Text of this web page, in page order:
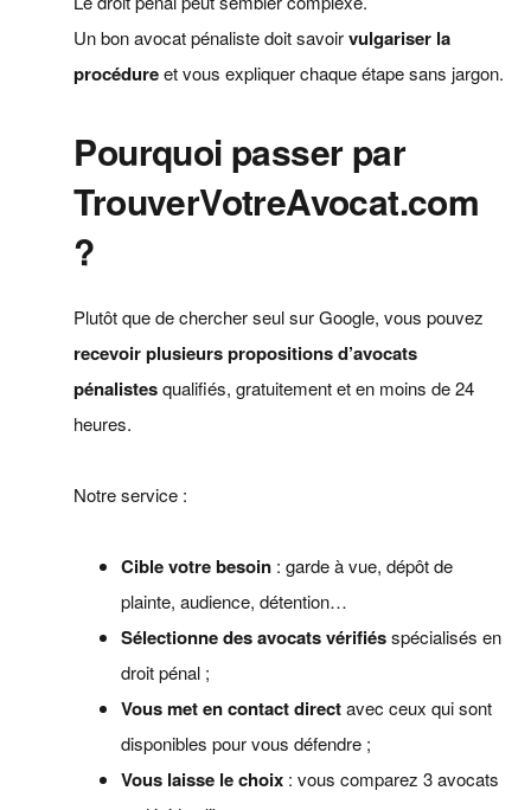
Un bon avocat pénaliste doit savoirvulgariser la
procédureet vous expliquer chaque étape sans jargon.
Pourquoi passer par
TrouverVotreAvocat.com
?
Plutôt que de chercher seul sur Google, vous pouvez
recevoir plusieurs propositions d’avocats
pénalistesqualifiés, gratuitement et en moins de 24
heures.
Notre service :
Cible votre besoin : garde à vue, dépôt de
plainte, audience, détention…
Sélectionne des avocats vérifiésspécialisés en
droit pénal ;
Vous met en contact directavec ceux qui sont
disponibles pour vous défendre ;
Vous laisse le choix : vous comparez 3 avocats